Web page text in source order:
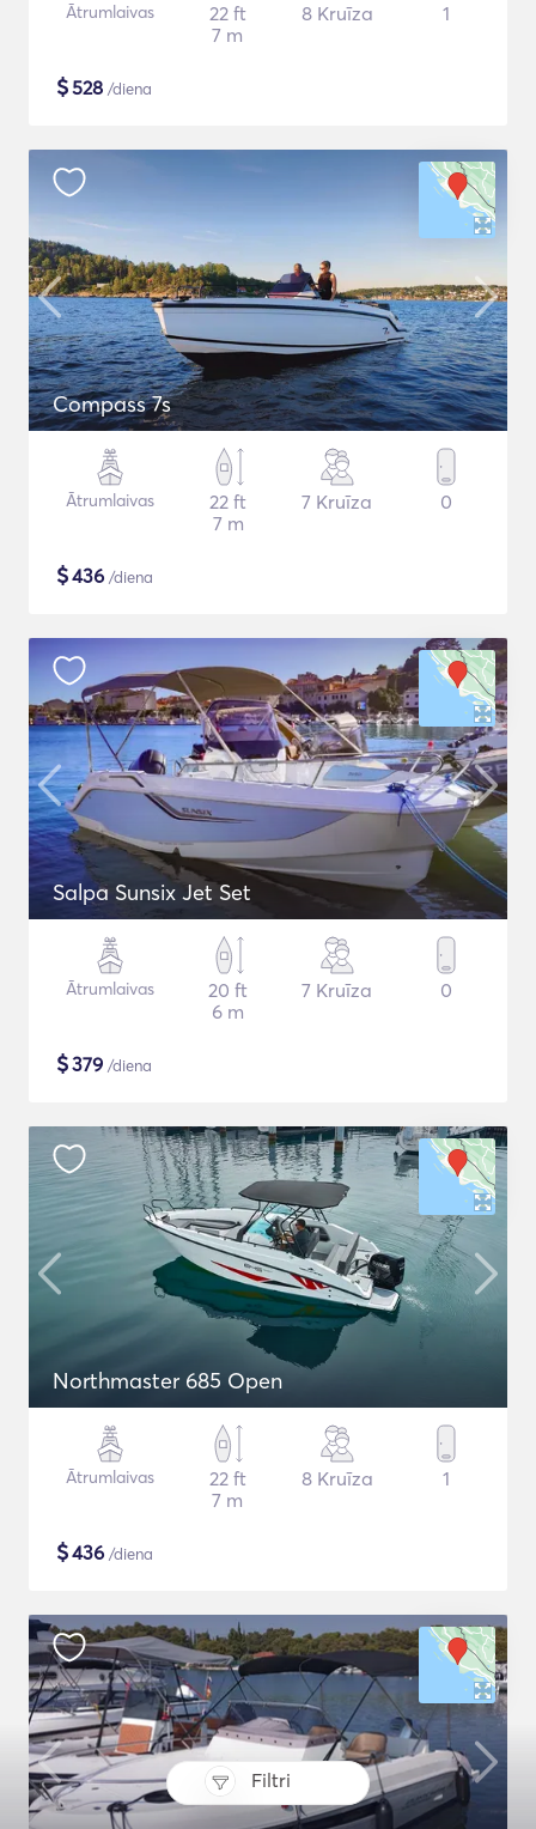
Filtri
Ātrumlaivas
22 ft
7 m
8 Kruīza 1
$528 /diena
Compass 7s
Ātrumlaivas
22 ft
7 m
7 Kruīza 0
$436 /diena
Salpa Sunsix Jet Set
Ātrumlaivas
20 ft
6 m
7 Kruīza 0
$379 /diena
Northmaster 685 Open
Ātrumlaivas
22 ft
7 m
8 Kruīza 1
$436 /diena